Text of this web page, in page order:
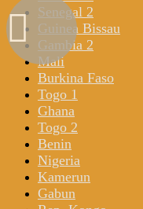
Senegal 2
Guinea Bissau
Gambia 2
Mali
Burkina Faso
Togo 1
Ghana
Togo 2
Benin
Nigeria
Kamerun
Gabun